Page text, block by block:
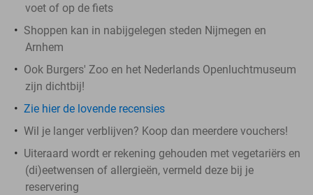
voet of op de fiets
Shoppen kan in nabijgelegen steden Nijmegen en
Arnhem
Ook Burgers' Zoo en het Nederlands Openluchtmuseum
zijn dichtbij!
Zie hier de lovende recensies
Wil je langer verblijven? Koop dan meerdere vouchers!
Uiteraard wordt er rekening gehouden met vegetariërs en
(di)eetwensen of allergieën, vermeld deze bij je
reservering